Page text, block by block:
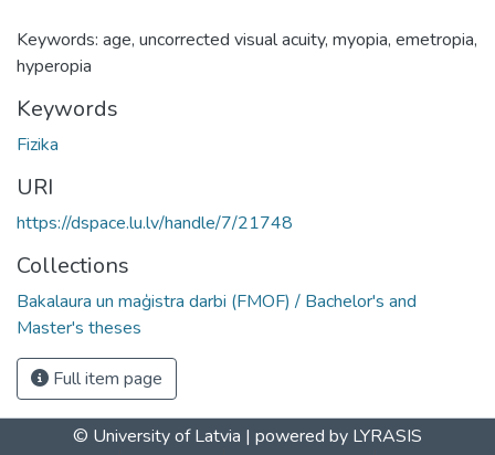
Keywords: age, uncorrected visual acuity, myopia, emetropia,
hyperopia
Keywords
Fizika
URI
https://dspace.lu.lv/handle/7/21748
Collections
Bakalaura un maģistra darbi (FMOF) / Bachelor's and
Master's theses
Full item page
© University of Latvia | powered by LYRASIS